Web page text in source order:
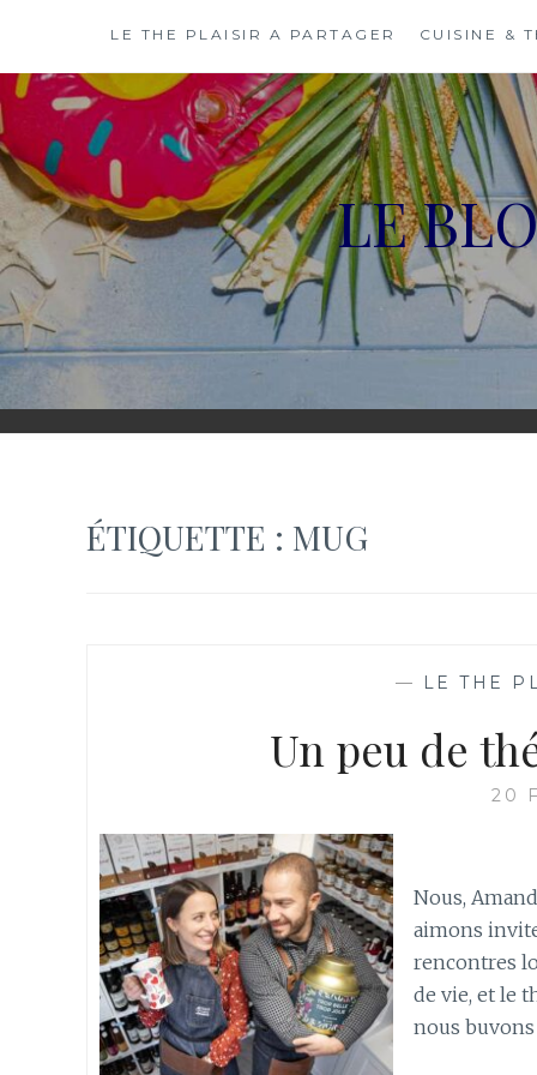
content
LE THE PLAISIR A PARTAGER CUISINE &
LE
ÉTIQUETTE : MUG
— LE THE
Un peu de
20
Nous,
aimons
rencontres
de vie, et le
nous